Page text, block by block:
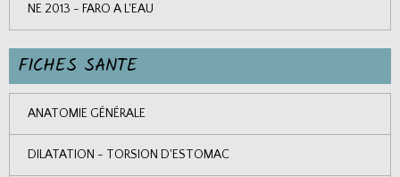
NE 2013 - FARO A L'EAU
FICHES SANTE
ANATOMIE GÉNÉRALE
DILATATION - TORSION D'ESTOMAC